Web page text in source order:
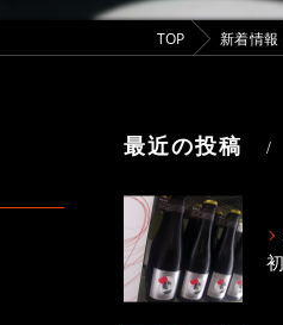
TOP 新着情報
最近の投稿